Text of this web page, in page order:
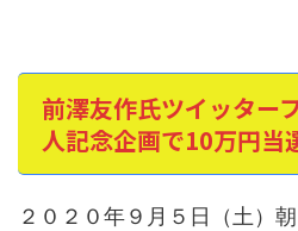
前澤友作氏ツイッター
人記念企画で10万円当
２０２０年９月５日（土）